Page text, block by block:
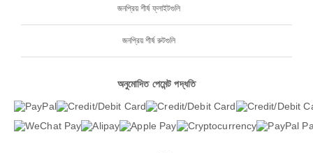
জনপ্রিয় শীর্ষ ফ্লাইটগুলি
জনপ্রিয় শীর্ষ রুটগুলি
অনুমোদিত পেমেন্ট পদ্ধতি